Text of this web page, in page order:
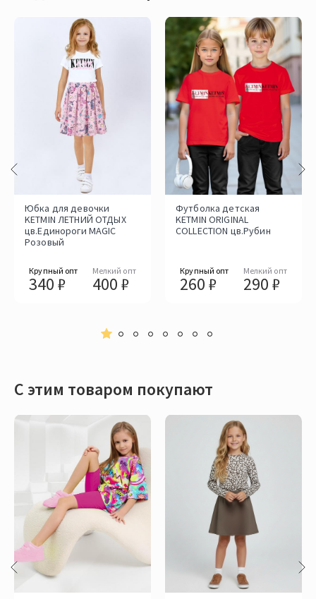
Юбка для девочки
KETMIN ЛЕТНИЙ ОТДЫХ
цв.Единороги MAGIC
Розовый
Крупный опт
340 ₽
Мелкий опт
400 ₽
Футболка детская
KETMIN ORIGINAL
СOLLECTION цв.Рубин
Крупный опт
260 ₽
Мелкий опт
290 ₽
С этим товаром покупают